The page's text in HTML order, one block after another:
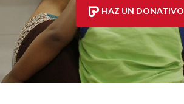
HAZ UN DONATIVO